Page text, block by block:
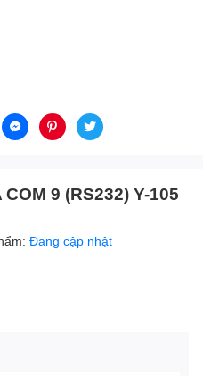
9 (RS232) Y-105
Đang cập nhật